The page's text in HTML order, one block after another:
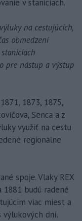
v staniciach.
na cestujúcich,
obmedzení
pre nástup a výstup
1873, 1875,
Senca a z
využiť na cestu
regionálne
spoje. Vlaky REX
1881 budú radené
viac miest a
dní.